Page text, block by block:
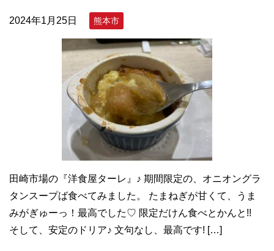
2024年1月25日 熊本市
田崎市場の『洋食屋ターレ』♪ 期間限定の、オニオングラ
タンスープば食べてみました。 たまねぎが甘くて、うま
みがぎゅーっ！最高でした♡ 限定だけん食べとかんと!!
そして、安定のドリア♪ 文句なし、最高です! […]